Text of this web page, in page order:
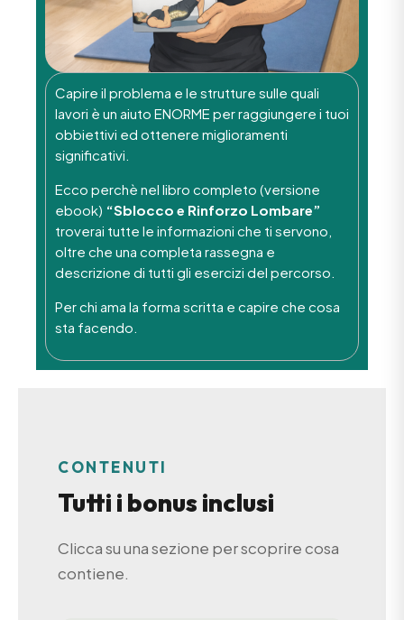
Capire il problema e le strutture sulle quali
lavori è un aiuto ENORME per raggiungere i tuoi
obbiettivi ed ottenere miglioramenti
significativi.
Ecco perchè nel libro completo (versione
ebook) “Sblocco e Rinforzo Lombare”
troverai tutte le informazioni che ti servono,
oltre che una completa rassegna e
descrizione di tutti gli esercizi del percorso.
Per chi ama la forma scritta e capire che cosa
sta facendo.
CONTENUTI
Tutti i bonus inclusi
Clicca su una sezione per scoprire cosa
contiene.